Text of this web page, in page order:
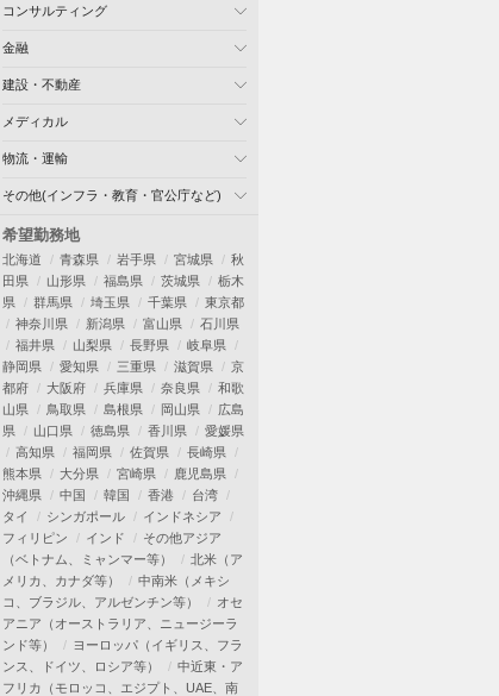
コンサルティング
金融
建設・不動産
メディカル
物流・運輸
その他(インフラ・教育・官公庁など)
希望勤務地
北海道 青森県 岩手県 宮城県
秋
田県
山形県 福島県 茨城県
栃木
県
群馬県 埼玉県 千葉県
東京都
神奈川県
新潟県 富山県
石川県
福井県
山梨県 長野県
岐阜県
静岡県
愛知県 三重県 滋賀県
京
都府
大阪府 兵庫県 奈良県
和歌
山県
鳥取県 島根県 岡山県
広島
県
山口県 徳島県 香川県
愛媛県
高知県
福岡県 佐賀県
長崎県
熊本県
大分県 宮崎県
鹿児島県
沖縄県
中国 韓国 香港
台湾
タイ
シンガポール
インドネシア
フィリピン
インド
その他アジア
（ベトナム、ミャンマー等）
北米（ア
メリカ、カナダ等）
中南米（メキシ
コ、ブラジル、アルゼンチン等）
オセ
アニア（オーストラリア、ニュージーラ
ンド等）
ヨーロッパ（イギリス、フラ
ンス、ドイツ、ロシア等）
中近東・ア
フリカ（モロッコ、エジプト、UAE、南